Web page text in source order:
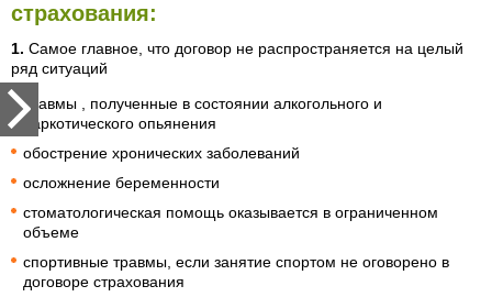
страхования:
1. Cамое главное, что договор не распространяется на целый
ряд ситуаций
травмы , полученные в состоянии алкогольного и
наркотического опьянения
обострение хронических заболеваний
осложнение беременности
стоматологическая помощь оказывается в ограниченном
объеме
спортивные травмы, если занятие спортом не оговорено в
договоре страхования